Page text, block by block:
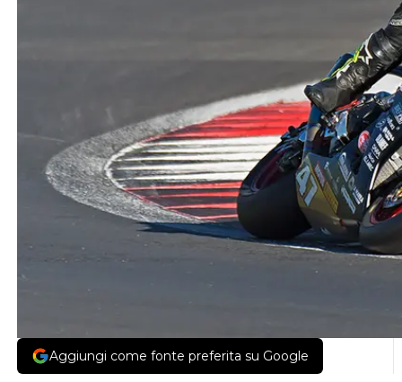
Aggiungi come fonte preferita su Google